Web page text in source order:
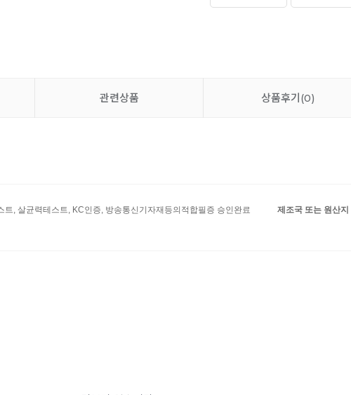
관련상품 상품후기(0)
, 살균력테스트, KC인증, 방송통신기자재등의적합필증 승인완료 제조국 또는 원산지